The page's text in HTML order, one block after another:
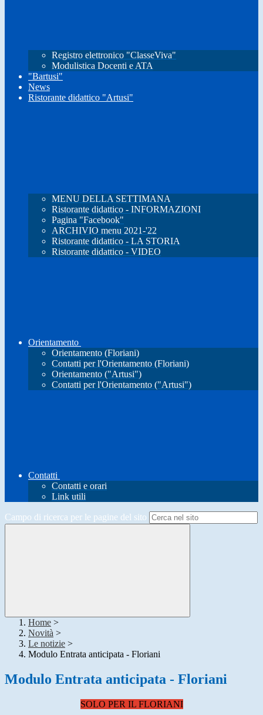
Registro elettronico "ClasseViva"
Modulistica Docenti e ATA
"Bartusi"
News
Ristorante didattico "Artusi"
MENU DELLA SETTIMANA
Ristorante didattico - INFORMAZIONI
Pagina "Facebook"
ARCHIVIO menu 2021-'22
Ristorante didattico - LA STORIA
Ristorante didattico - VIDEO
Orientamento
Orientamento (Floriani)
Contatti per l'Orientamento (Floriani)
Orientamento ("Artusi")
Contatti per l'Orientamento ("Artusi")
Contatti
Contatti e orari
Link utili
Campo di ricerca per le pagine del sito
Home >
Novità >
Le notizie >
Modulo Entrata anticipata - Floriani
Modulo Entrata anticipata - Floriani
SOLO PER IL FLORIANI